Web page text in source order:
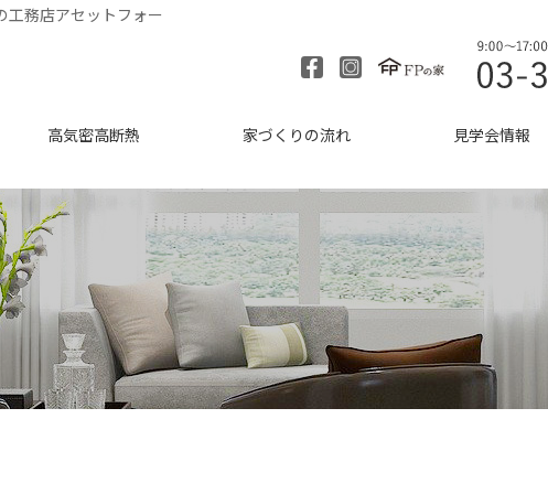
工務店アセットフォー
高気密高断熱 家づくりの流れ 見学会情報